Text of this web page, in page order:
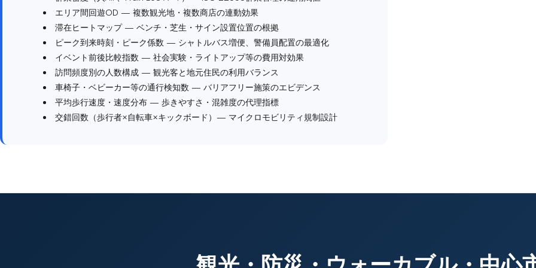
エリア間回遊OD — 複数観光地・複数商店の連動効果
滞在ヒートマップ — ベンチ・芝生・サイン設置位置の根拠
ピーク到来時刻・ピーク係数 — シャトルバス増便、警備員配置の最適化
イベント前後比較指数 — 社会実験・ライトアップ等の費用対効果
訪問頻度別の人数構成 — 観光客と地元住民の利用バランス
車椅子・ベビーカー等の通行検知数 — バリアフリー施策のエビデンス
平均歩行速度・速度分布 — 歩きやすさ・混雑度の代理指標
交錯回数（歩行者×自転車×キックボード）— マイクロモビリティ規制設計